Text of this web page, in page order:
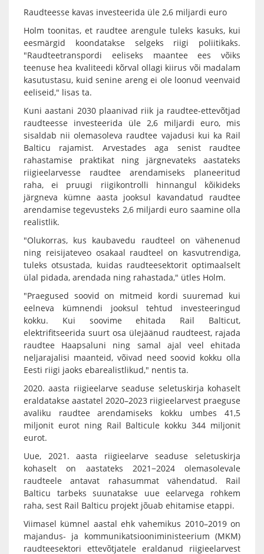
Raudteesse kavas investeerida üle 2,6 miljardi euro
Holm toonitas, et raudtee arengule tuleks kasuks, kui
eesmärgid koondatakse selgeks riigi poliitikaks.
"Raudteetranspordi eeliseks maantee ees võiks
teenuse hea kvaliteedi kõrval ollagi kiirus või madalam
kasutustasu, kuid senine areng ei ole loonud veenvaid
eeliseid," lisas ta.
Kuni aastani 2030 plaanivad riik ja raudtee-ettevõtjad
raudteesse investeerida üle 2,6 miljardi euro, mis
sisaldab nii olemasoleva raudtee vajadusi kui ka Rail
Balticu rajamist. Arvestades aga senist raudtee
rahastamise praktikat ning järgnevateks aastateks
riigieelarvesse raudtee arendamiseks planeeritud
raha, ei pruugi riigikontrolli hinnangul kõikideks
järgneva kümne aasta jooksul kavandatud raudtee
arendamise tegevusteks 2,6 miljardi euro saamine olla
realistlik.
"Olukorras, kus kaubavedu raudteel on vähenenud
ning reisijateveo osakaal raudteel on kasvutrendiga,
tuleks otsustada, kuidas raudteesektorit optimaalselt
ülal pidada, arendada ning rahastada," ütles Holm.
"Praegused soovid on mitmeid kordi suuremad kui
eelneva kümnendi jooksul tehtud investeeringud
kokku. Kui soovime ehitada Rail Balticut,
elektrifitseerida suurt osa ülejäänud raudteest, rajada
raudtee Haapsaluni ning samal ajal veel ehitada
neljarajalisi maanteid, võivad need soovid kokku olla
Eesti riigi jaoks ebarealistlikud," nentis ta.
2020. aasta riigieelarve seaduse seletuskirja kohaselt
eraldatakse aastatel 2020–2023 riigieelarvest praeguse
avaliku raudtee arendamiseks kokku umbes 41,5
miljonit eurot ning Rail Balticule kokku 344 miljonit
eurot.
Uue, 2021. aasta riigieelarve seaduse seletuskirja
kohaselt on aastateks 2021−2024 olemasolevale
raudteele antavat rahasummat vähendatud. Rail
Balticu tarbeks suunatakse uue eelarvega rohkem
raha, sest Rail Balticu projekt jõuab ehitamise etappi.
Viimasel kümnel aastal ehk vahemikus 2010–2019 on
majandus- ja kommunikatsiooniministeerium (MKM)
raudteesektori ettevõtjatele eraldanud riigieelarvest